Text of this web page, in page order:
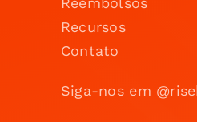
Recursos
Contato
Siga-nos em